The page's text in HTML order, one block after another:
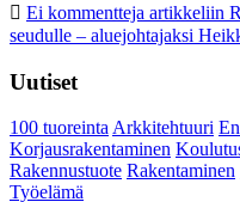
Ei kommentteja artikkeliin
seudulle – aluejohtajaksi
Uutiset
100 tuoreintaArkkitehtuuri
Korjausrakentaminen
Rakennustuote Rakentaminen
Työelämä